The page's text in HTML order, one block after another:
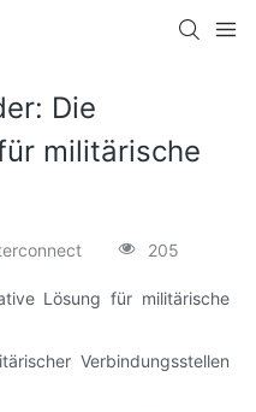
Die
militärische
205
Lösung für militärische
Verbindungsstellen